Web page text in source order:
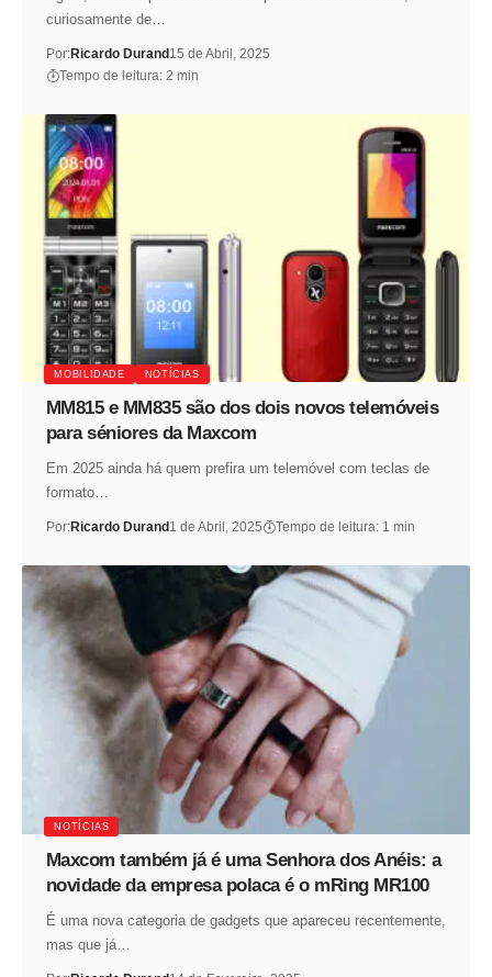
curiosamente de…
Por:Ricardo Durand15 de Abril, 2025
Tempo de leitura: 2 min
MOBILIDADE NOTÍCIAS
MM815 e MM835 são dos dois novos telemóveis
para séniores da Maxcom
Em 2025 ainda há quem prefira um telemóvel com teclas de
formato…
Por:Ricardo Durand 1 de Abril, 2025 Tempo de leitura: 1 min
NOTÍCIAS
Maxcom também já é uma Senhora dos Anéis: a
novidade da empresa polaca é o mRing MR100
É uma nova categoria de gadgets que apareceu recentemente,
mas que já…